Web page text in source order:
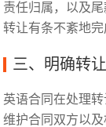
责任归属，以及
转让有条不紊地完
三、明确转
英语合同在处理
维护合同双方以